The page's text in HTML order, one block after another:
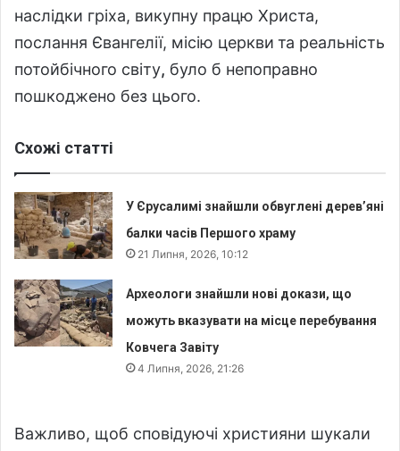
наслідки гріха, викупну працю Христа,
послання Євангелії, місію церкви та реальність
потойбічного світу, було б непоправно
пошкоджено без цього.
Схожі статті
У Єрусалимі знайшли обвуглені дерев’яні
балки часів Першого храму
21 Липня, 2026, 10:12
Археологи знайшли нові докази, що
можуть вказувати на місце перебування
Ковчега Завіту
4 Липня, 2026, 21:26
Важливо, щоб сповідуючі християни шукали